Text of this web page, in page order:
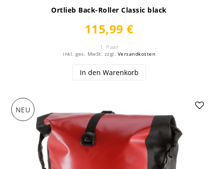
Ortlieb Back-Roller Classic black
115,99 €
1 Paar
inkl. ges. MwSt. zzgl. Versandkosten
In den Warenkorb
NEU